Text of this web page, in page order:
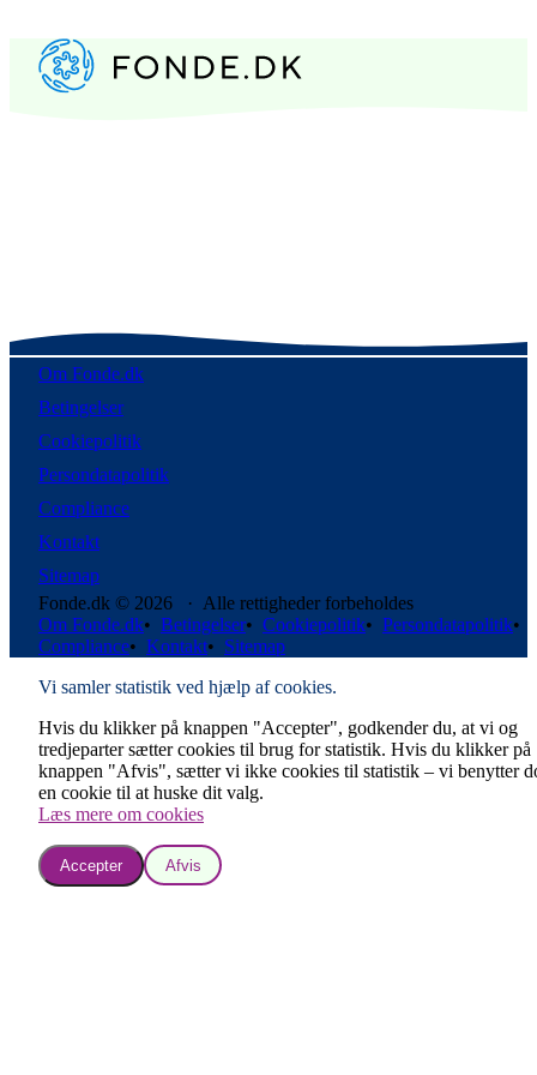
Om Fonde.dk
Betingelser
Cookiepolitik
Persondatapolitik
Compliance
Kontakt
Sitemap
Fonde.dk © 2026 · Alle rettigheder forbeholdes
Om Fonde.dk• Betingelser• Cookiepolitik• Persondatapolitik•
Compliance• Kontakt• Sitemap
Vi samler statistik ved hjælp af cookies.
Hvis du klikker på knappen "Accepter", godkender du, at vi og
tredjeparter sætter cookies til brug for statistik. Hvis du klikker på
knappen "Afvis", sætter vi ikke cookies til statistik – vi benytter
en cookie til at huske dit valg.
Læs mere om cookies
Accepter Afvis